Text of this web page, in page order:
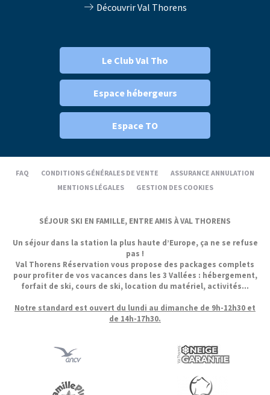
Découvrir Val Thorens
Le Club Val Tho
Espace hébergeurs
Espace TO
FAQ CONDITIONS GÉNÉRALES DE VENTE
ASSURANCE ANNULATION
MENTIONS LÉGALES
GESTION DES COOKIES
SÉJOUR SKI EN FAMILLE, ENTRE AMIS À VAL THORENS
Un séjour dans la station la plus haute d’Europe, ça ne se refuse
pas !
Val Thorens Réservation vous propose des packages complets
pour profiter de vos vacances dans les 3 Vallées : hébergement,
forfait de ski, cours de ski, location du matériel, activités...
Notre standard est ouvert du lundi au dimanche de 9h-12h30 et
de 14h-17h30.